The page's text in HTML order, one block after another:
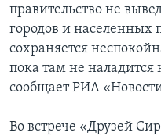
правительство не
городов и населенных
сохраняется
пока там не
сообщает РИА
Во встрече «Друзей